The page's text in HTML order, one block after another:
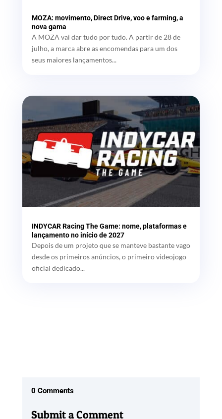
MOZA: movimento, Direct Drive, voo e farming, a
nova gama
A MOZA vai dar tudo por tudo. A partir de 28 de
julho, a marca abre as encomendas para um dos
seus maiores lançamentos...
INDYCAR Racing The Game: nome, plataformas e
lançamento no início de 2027
Depois de um projeto que se manteve bastante vago
desde os primeiros anúncios, o primeiro videojogo
oficial dedicado...
0 Comments
Submit a Comment